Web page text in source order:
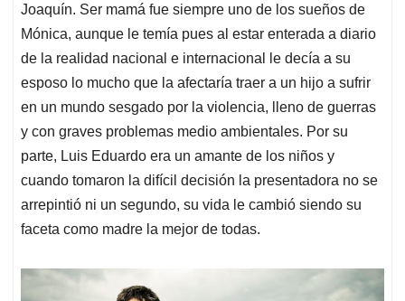
Joaquín. Ser mamá fue siempre uno de los sueños de
Mónica, aunque le temía pues al estar enterada a diario
de la realidad nacional e internacional le decía a su
esposo lo mucho que la afectaría traer a un hijo a sufrir
en un mundo sesgado por la violencia, lleno de guerras
y con graves problemas medio ambientales. Por su
parte, Luis Eduardo era un amante de los niños y
cuando tomaron la difícil decisión la presentadora no se
arrepintió ni un segundo, su vida le cambió siendo su
faceta como madre la mejor de todas.